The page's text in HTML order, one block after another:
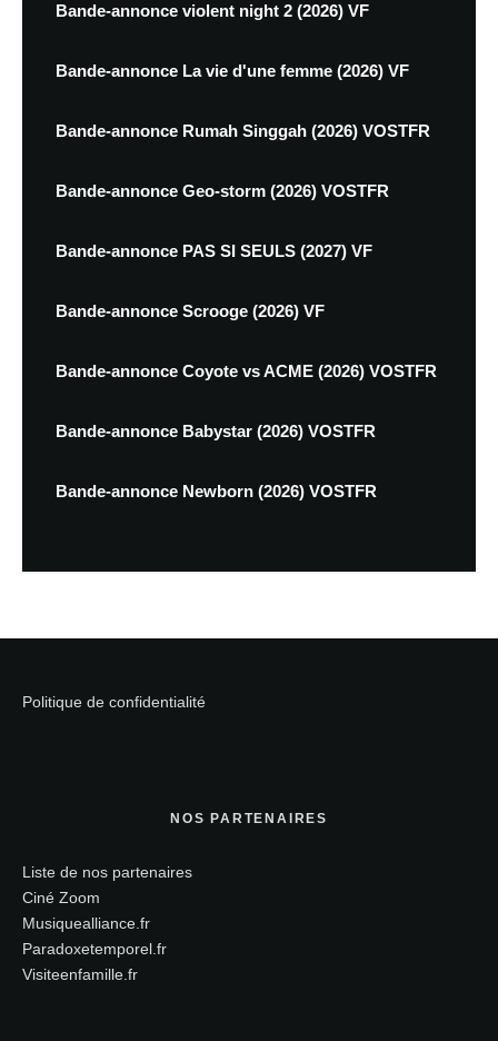
Bande-annonce violent night 2 (2026) VF
Bande-annonce La vie d'une femme (2026) VF
Bande-annonce Rumah Singgah (2026) VOSTFR
Bande-annonce Geo-storm (2026) VOSTFR
Bande-annonce PAS SI SEULS (2027) VF
Bande-annonce Scrooge (2026) VF
Bande-annonce Coyote vs ACME (2026) VOSTFR
Bande-annonce Babystar (2026) VOSTFR
Bande-annonce Newborn (2026) VOSTFR
Politique de confidentialité
NOS PARTENAIRES
Liste de nos partenaires
Ciné Zoom
Musiquealliance.fr
Paradoxetemporel.fr
Visiteenfamille.fr